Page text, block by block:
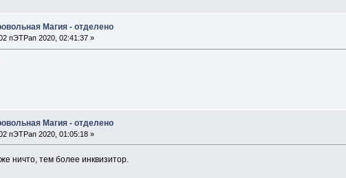
Магия - отделено
пЭТРап 2020, 02:41:37 »
Магия - отделено
пЭТРап 2020, 01:05:18 »
ничто, тем более инквизитор.